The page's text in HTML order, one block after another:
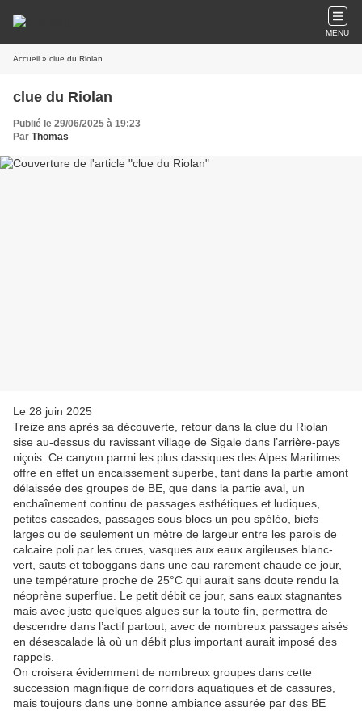
MENU
Accueil » clue du Riolan
clue du Riolan
Publié le 29/06/2025 à 19:23
Par Thomas
Le 28 juin 2025
Treize ans après sa découverte, retour dans la clue du Riolan
sise au-dessus du ravissant village de Sigale dans l’arrière-pays
niçois. Ce canyon parmi les plus classiques des Alpes Maritimes
offre en effet un encaissement superbe, tant dans la partie amont
délaissée des groupes de BE, que dans la partie aval, un
enchaînement continu de passages esthétiques et ludiques,
petites cascades, passages sous blocs un peu spéléo, biefs
larges ou de seulement un mètre de largeur entre les parois de
calcaire poli par les crues, vasques aux eaux argileuses blanc-
vert, sauts et toboggans dans une eau rarement chaude ce jour,
une température proche de 25°C qui aurait sans doute rendu la
néoprène superflue. Le petit débit ce jour, sans eaux stagnantes
mais avec juste quelques algues sur la toute fin, permettra de
descendre dans l’actif partout, avec de nombreux passages aisés
en désescalade là où un débit plus important aurait imposé des
rappels.
On croisera évidemment de nombreux groupes dans cette
succession magnifique de corridors aquatiques et de cassures,
mais toujours dans une bonne ambiance assurée par des BE